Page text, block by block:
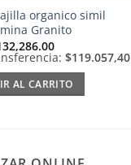
organico simil
Granito
$119.057,40
AL CARRITO